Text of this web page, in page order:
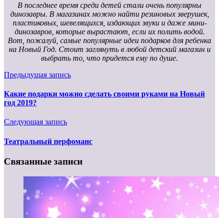
В последнее время среди детей стали очень популярны
динозавры. В магазинах можно найти резиновых зверушек,
пластиковых, шевелящихся, издающих звуки и даже мини-
динозавров, которые вырастают, если их полить водой.
Вот, пожалуй, самые популярные идеи подарков для ребенка
на Новый Год. Стоит заглянуть в любой детский магазин и
выбрать то, что придется ему по душе.
Предыдущая запись
Какие подарки можно сделать своими руками на Новый
год 2019?
Следующая запись
Театральный перфоманс
Связанные записи